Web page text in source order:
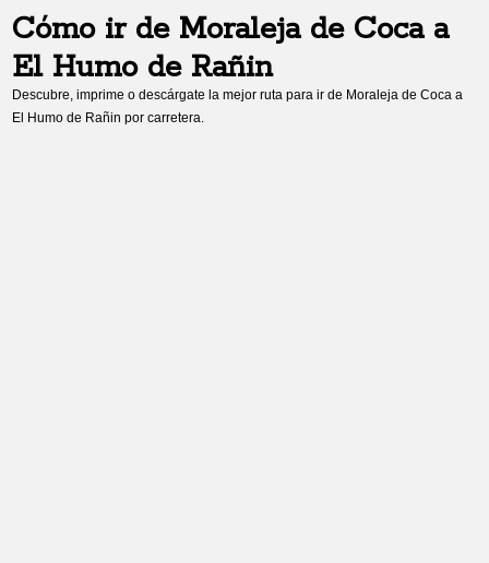
Cómo ir de Moraleja de Cocaa
El Humo de Rañin
Descubre, imprime o descárgate la mejor ruta para ir de Moraleja de Coca a
El Humo de Rañin por carretera.